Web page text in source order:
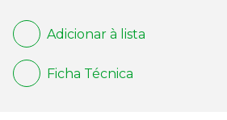
Adicionar à lista
Ficha Técnica